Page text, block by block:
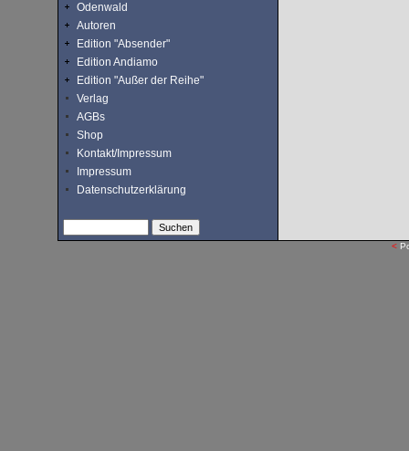
Odenwald
Autoren
Edition "Absender"
Edition Andiamo
Edition "Außer der Reihe"
Verlag
AGBs
Shop
Kontakt/Impressum
Impressum
Datenschutzerklärung
<